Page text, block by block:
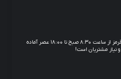
مدیریت روابط عمومی فروشگاه روبان قرمز از ساعت ۸:۳۰ صبح تا ۱۸:۰۰ عصر آماده
نیاز مشتریان است!